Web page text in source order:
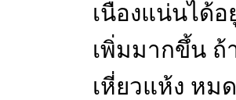
เนืองแน่นได้
เพิ่มมากขึ้น ถ้
เหี่ยวแห้ง หม